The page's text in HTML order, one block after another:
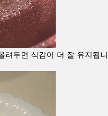
려두면 식감이 더 잘 유지됩니